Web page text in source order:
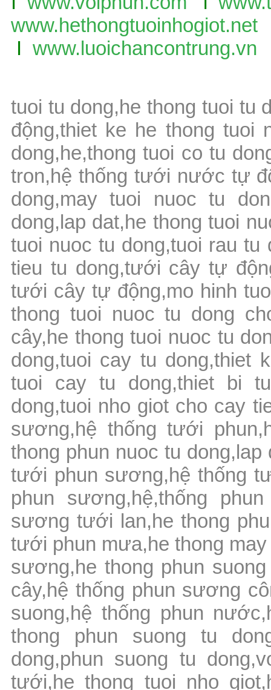
www.hethongtuoinhogiot.net
I www.luoichancontrung.vn
tuoi tu dong,he thong tuoi
động,thiet ke he thong tuoi
dong,he,thong tuoi co tu
tron,hệ thống tưới nước tự
dong,may tuoi nuoc tu
dong,lap dat,he thong tuoi
tuoi nuoc tu dong,tuoi rau tu
tieu tu dong,tưới cây tự
tưới cây tự động,mo hinh
thong tuoi nuoc tu dong
cây,he thong tuoi nuoc tu
dong,tuoi cay tu dong,thiet
tuoi cay tu dong,thiet bi
dong,tuoi nho giot cho cay
sương,hệ thống tưới
thong phun nuoc tu
tưới phun sương,hệ thống
phun sương,hệ,thống
sương tưới lan,he thong
tưới phun mưa,he thong
sương,he thong phun
cây,hệ thống phun sương
suong,hệ thống phun
thong phun suong tu
dong,phun suong tu
tưới,he thong tuoi nho